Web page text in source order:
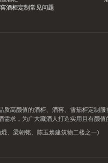
酒柜定制常见问题
质高颜值的酒柜、酒窖、雪茄柜定制
需求，为广大藏酒人打造实用且有颜值
、梁朝铭、陈玉焕建筑物二楼之一)